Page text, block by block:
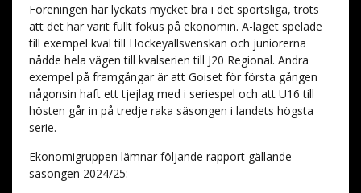
Föreningen har lyckats mycket bra i det sportsliga, trots
att det har varit fullt fokus på ekonomin. A-laget spelade
till exempel kval till Hockeyallsvenskan och juniorerna
nådde hela vägen till kvalserien till J20 Regional. Andra
exempel på framgångar är att Goiset för första gången
någonsin haft ett tjejlag med i seriespel och att U16 till
hösten går in på tredje raka säsongen i landets högsta
serie.
Ekonomigruppen lämnar följande rapport gällande
säsongen 2024/25: